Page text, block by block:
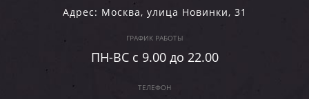
Адрес: Москва, улица Новинки, 31
ГРАФИК РАБОТЫ
ПН-ВC c 9.00 до 22.00
ТЕЛЕФОН